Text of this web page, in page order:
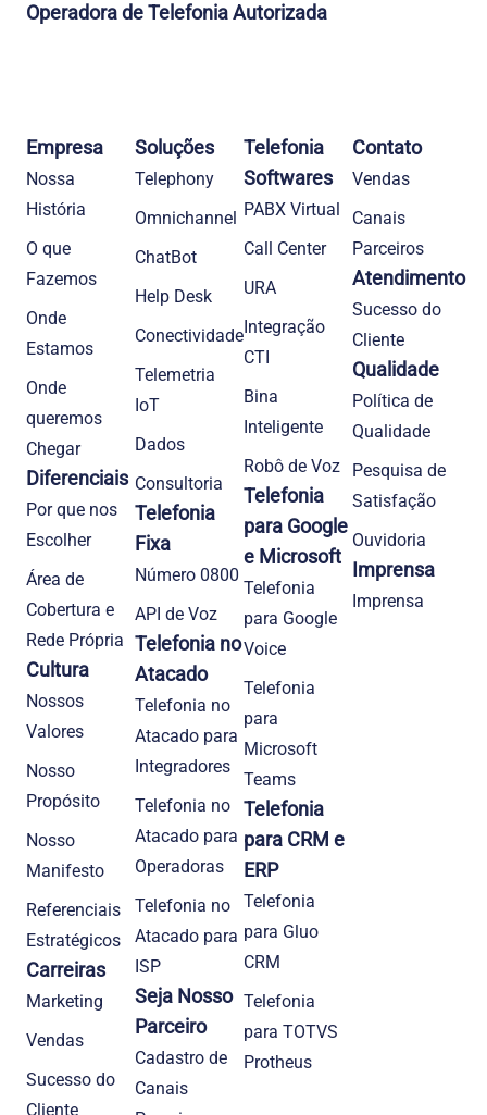
Operadora de Telefonia Autorizada
Empresa
Nossa
História
O que
Fazemos
Onde
Estamos
Onde
queremos
Chegar
Diferenciais
Por que nos
Escolher
Área de
Cobertura e
Rede Própria
Cultura
Nossos
Valores
Nosso
Propósito
Nosso
Manifesto
Referenciais
Estratégicos
Carreiras
Marketing
Vendas
Sucesso do
Cliente
Soluções
Telephony
Omnichannel
ChatBot
Help Desk
Conectividade
Telemetria
IoT
Dados
Consultoria
Telefonia
Fixa
Número 0800
API de Voz
Telefonia no
Atacado
Telefonia no
Atacado para
Integradores
Telefonia no
Atacado para
Operadoras
Telefonia no
Atacado para
ISP
Seja Nosso
Parceiro
Cadastro de
Canais
Telefonia
Softwares
PABX Virtual
Call Center
URA
Integração
CTI
Bina
Inteligente
Robô de Voz
Telefonia
para Google
e Microsoft
Telefonia
para Google
Voice
Telefonia
para
Microsoft
Teams
Telefonia
para CRM e
ERP
Telefonia
para Gluo
CRM
Telefonia
para TOTVS
Protheus
Contato
Vendas
Canais
Parceiros
Atendimento
Sucesso do
Cliente
Qualidade
Política de
Qualidade
Pesquisa de
Satisfação
Ouvidoria
Imprensa
Imprensa